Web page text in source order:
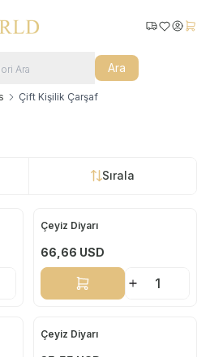
Ara
Kargo Takip
Favorilerim
Çift Kişilik Çarşaf
Sırala
Yeni
Çeyiz Diyarı
66,66 USD
Sepete Ekle
Yeni
Çeyiz Diyarı